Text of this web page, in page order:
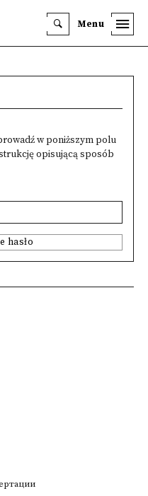
Menu
w poniższym polu
opisującą sposób
hasło